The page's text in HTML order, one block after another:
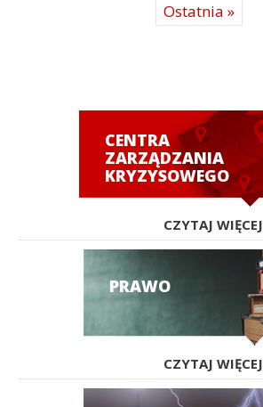
Ostatnia »
CENTRA
ZARZĄDZANIA
KRYZYSOWEGO
CZYTAJ WIĘCEJ
PRAWO
CZYTAJ WIĘCEJ